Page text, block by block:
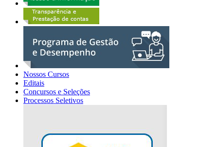
Nossos Cursos
Editais
Concursos e Seleções
Processos Seletivos